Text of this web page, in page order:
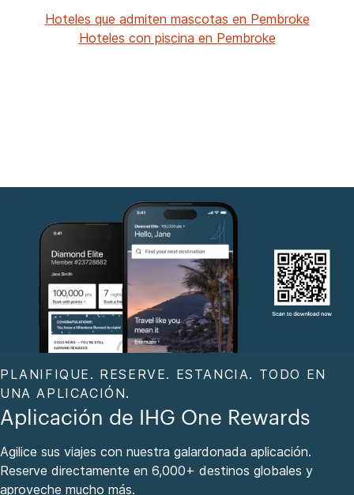
Hoteles que admiten mascotas en Pembroke
Hoteles con piscina en Pembroke
PLANIFIQUE. RESERVE. ESTANCIA. TODO EN
UNA APLICACIÓN.
Aplicación de IHG One Rewards
Agilice sus viajes con nuestra galardonada aplicación.
Reserve directamente en 6,000+ destinos globales y
aproveche mucho más.